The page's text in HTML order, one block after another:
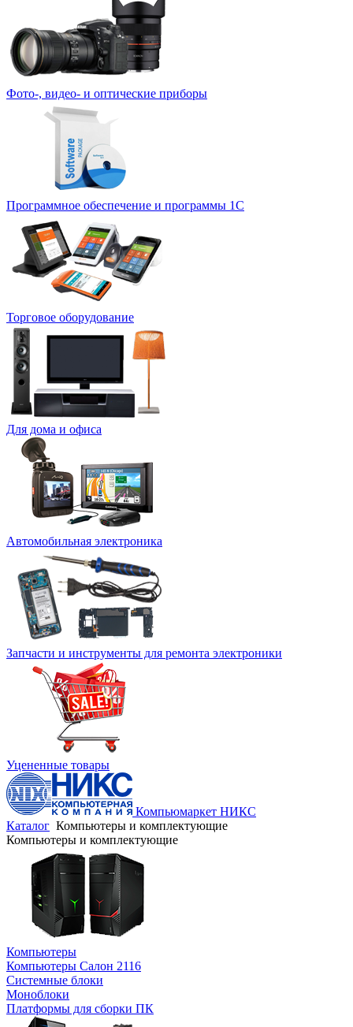
Фото-, видео- и оптические приборы
Программное обеспечение и программы 1С
Торговое оборудование
Для дома и офиса
Автомобильная электроника
Запчасти и инструменты для ремонта электроники
Уцененные товары
Компьюмаркет НИКС
Каталог Компьютеры и комплектующие
Компьютеры и комплектующие
Компьютеры
Компьютеры Салон 2116
Системные блоки
Моноблоки
Платформы для сборки ПК